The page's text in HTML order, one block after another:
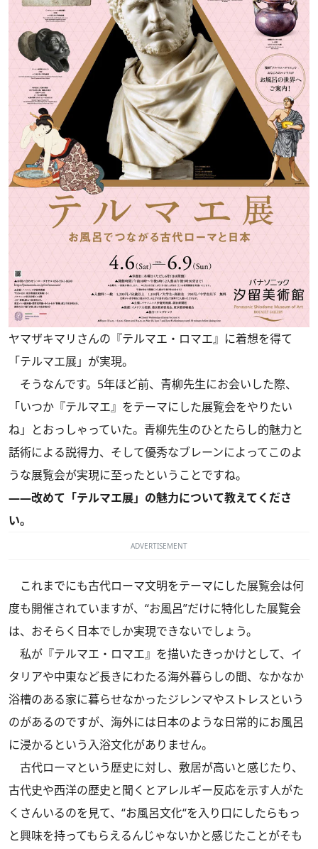
ヤマザキマリさんの『テルマエ・ロマエ』に着想を得て
「テルマエ展」が実現。
そうなんです。5年ほど前、青柳先生にお会いした際、
「いつか『テルマエ』をテーマにした展覧会をやりたい
ね」とおっしゃっていた。青柳先生のひとたらし的魅力と
話術による説得力、そして優秀なブレーンによってこのよ
うな展覧会が実現に至ったということですね。
――改めて「テルマエ展」の魅力について教えてくださ
い。
ADVERTISEMENT
これまでにも古代ローマ文明をテーマにした展覧会は何
度も開催されていますが、“お風呂”だけに特化した展覧会
は、おそらく日本でしか実現できないでしょう。
私が『テルマエ・ロマエ』を描いたきっかけとして、イ
タリアや中東など長きにわたる海外暮らしの間、なかなか
浴槽のある家に暮らせなかったジレンマやストレスという
のがあるのですが、海外には日本のような日常的にお風呂
に浸かるという入浴文化がありません。
古代ローマという歴史に対し、敷居が高いと感じたり、
古代史や西洋の歴史と聞くとアレルギー反応を示す人がた
くさんいるのを見て、“お風呂文化“を入り口にしたらもっ
と興味を持ってもらえるんじゃないかと感じたことがそも